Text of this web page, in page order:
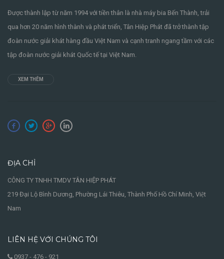
Được thành lập từ năm 1994 với tiền thân là nhà máy bia Bến Thành, trải
qua hơn 20 năm hình thành và phát triển, Tân Hiệp Phát đã trở thành tập
đoàn nước giải khát hàng đầu Việt Nam và cạnh tranh ngang tầm với các
tập đoàn nước giải khát Quốc tế tại Việt Nam.
XEM THÊM
ĐỊA CHỈ
CÔNG TY TNHH TMDV TÂN HIỆP PHÁT
219 Đại Lộ Bình Dương, Phường Lái Thiêu, Thành Phố Hồ Chí Minh, Việt
Nam
LIÊN HỆ VỚI CHÚNG TÔI
0937 - 476 - 921